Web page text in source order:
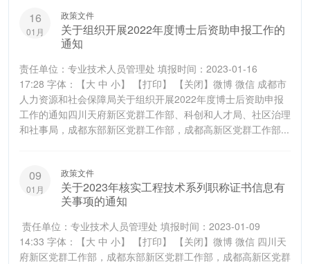
16
01月
政策文件
关于组织开展2022年度博士后资助申报工作的
通知
责任单位：专业技术人员管理处 填报时间：2023-01-16
17:28 字体：【大 中 小】 【打印】 【关闭】微博 微信 成都市
人力资源和社会保障局关于组织开展2022年度博士后资助申报
工作的通知四川天府新区党群工作部、科创和人才局、社区治理
和社事局，成都东部新区党群工作部，成都高新区党群工作部...
09
01月
政策文件
关于2023年核实工程技术系列职称证书信息有
关事项的通知
责任单位：专业技术人员管理处 填报时间：2023-01-09
14:33 字体：【大 中 小】 【打印】 【关闭】微博 微信 四川天
府新区党群工作部，成都东部新区党群工作部，成都高新区党群